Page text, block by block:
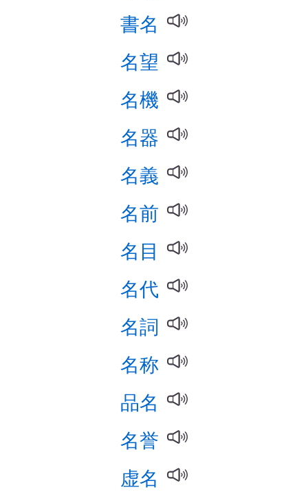
書名
名望
名機
名器
名義
名前
名目
名代
名詞
名称
品名
名誉
虚名